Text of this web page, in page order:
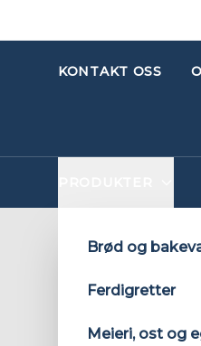
KONTAKT OSS
Brød og
Ferdigretter
Meieri, ost og